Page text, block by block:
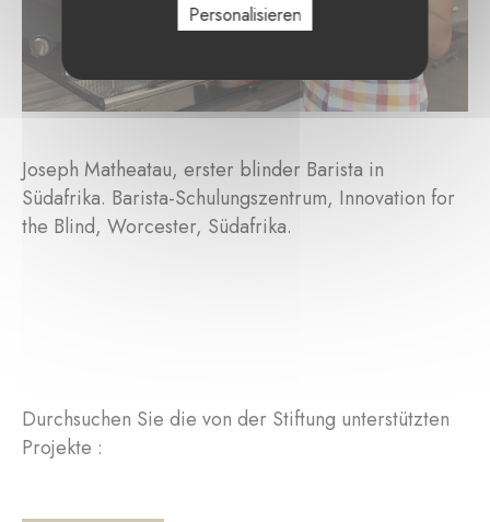
Joseph Matheatau, erster blinder Barista in
Südafrika. Barista-Schulungszentrum, Innovation for
the Blind, Worcester, Südafrika.
Durchsuchen Sie die von der Stiftung unterstützten
Projekte :
Personalisieren